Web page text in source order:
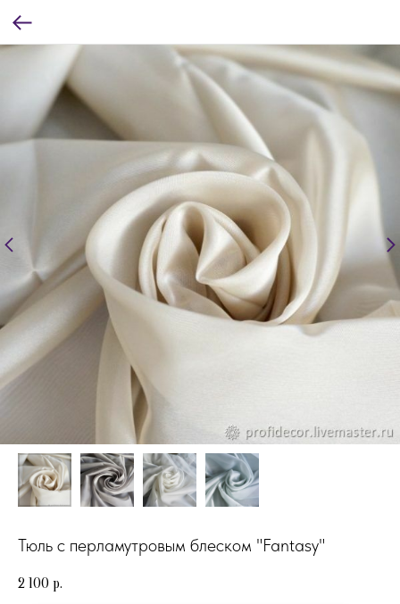
Тюль с перламутровым блеском "Fantasy"
2 100 р.